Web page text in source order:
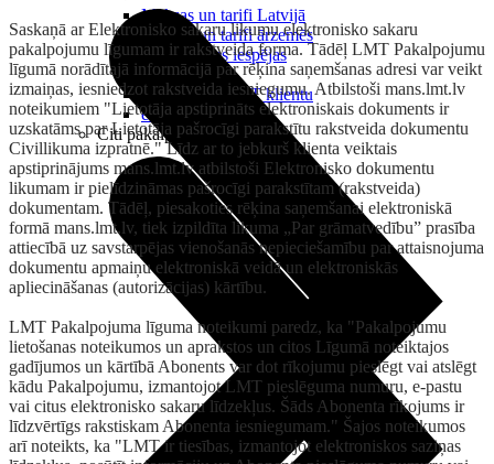
Maksas un tarifi Latvijā
Maksas un tarifi ārzemēs
LMT Kartes iespējas
Kur nopirkt
Kā kļūt par LMT klientu
eSIM tehnoloģija
Citi pakalpojumi
Saskaņā ar Elektronisko sakaru likumu elektronisko sakaru
pakalpojumu līgumam ir rakstveida forma. Tādēļ LMT Pakalpojumu
līgumā norādītajā informācijā par rēķina saņemšanas adresi var veikt
izmaiņas, iesniedzot rakstveida iesniegumu. Atbilstoši mans.lmt.lv
noteikumiem "Lietotāja apstiprināts elektroniskais dokuments ir
uzskatāms par Lietotāja pašrocīgi parakstītu rakstveida dokumentu
Civillikuma izpratnē." Līdz ar to jebkurš klienta veiktais
apstiprinājums mans.lmt.lv atbilstoši Elektronisko dokumentu
likumam ir pielīdzināmas pašrocīgi parakstītam (rakstveida)
dokumentam. Tādēļ, piesakoties rēķina saņemšanai elektroniskā
formā mans.lmt.lv, tiek izpildīta likuma „Par grāmatvedību” prasība
attiecībā uz savstarpējas vienošanās nepieciešamību par attaisnojuma
dokumentu apmaiņu elektroniskā veidā un elektroniskās
apliecināšanas (autorizācijas) kārtību.
LMT Pakalpojuma līguma noteikumi paredz, ka "Pakalpojumu
lietošanas noteikumos un aprakstos un citos Līgumā noteiktajos
gadījumos un kārtībā Abonents var dot rīkojumu pieslēgt vai atslēgt
kādu Pakalpojumu, izmantojot LMT pieslēguma numuru, e-pastu
vai citus elektronisko sakaru līdzekļus. Šāds Abonenta rīkojums ir
līdzvērtīgs rakstiskam Abonenta iesniegumam." Šajos noteikumos
arī noteikts, ka "LMT ir tiesības, izmantojot elektroniskos saziņas